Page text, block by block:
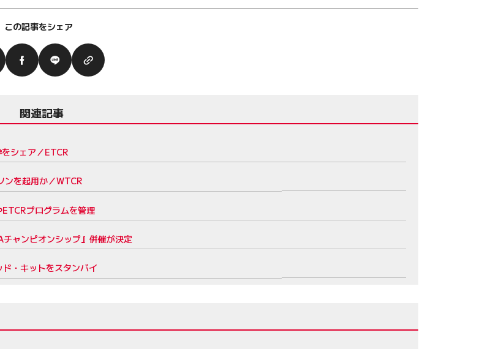
この記事をシェア
関連記事
シェア／ETCR
ンを起用か／WTCR
プログラムを管理
ャンピオンシップ』併催が決定
・キットをスタンバイ